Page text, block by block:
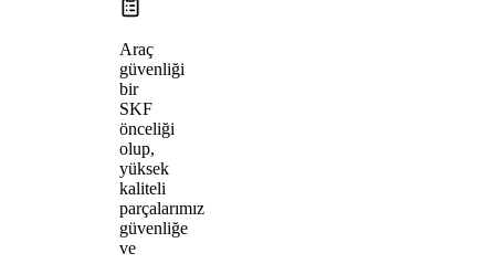
Araç
güvenliği
bir
SKF
önceliği
olup,
yüksek
kaliteli
parçalarımız
güvenliğe
ve